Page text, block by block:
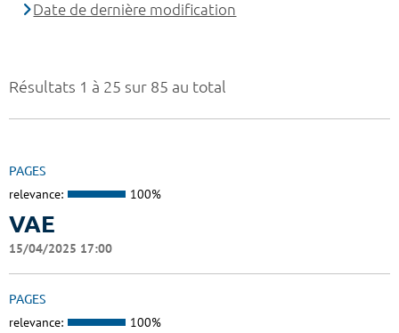
Résultats 1 à 25 sur 85 au total
PAGES
relevance: 100%
VAE
15/04/2025 17:00
PAGES
relevance: 100%
Date de dernière modification